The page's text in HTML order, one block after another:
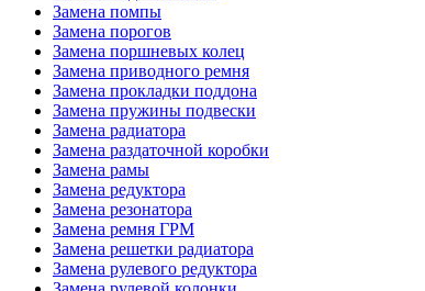
Замена помпы
Замена порогов
Замена поршневых колец
Замена приводного ремня
Замена прокладки поддона
Замена пружины подвески
Замена радиатора
Замена раздаточной коробки
Замена рамы
Замена редуктора
Замена резонатора
Замена ремня ГРМ
Замена решетки радиатора
Замена рулевого редуктора